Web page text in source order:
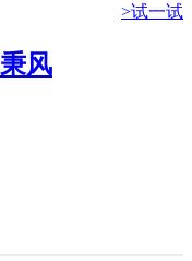
>试一试
秉风